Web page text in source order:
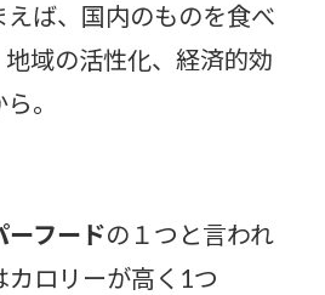
えば、国内のものを食べ
域の活性化、経済的効
。
ーフードの１つと言われ
カロリーが高く1つ